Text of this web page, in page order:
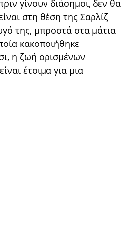
γίνουν διάσημοι, δεν θα
στη θέση της Σαρλίζ
της, μπροστά στα μάτια
κακοποιήθηκε
η ζωή ορισμένων
έτοιμα για μια